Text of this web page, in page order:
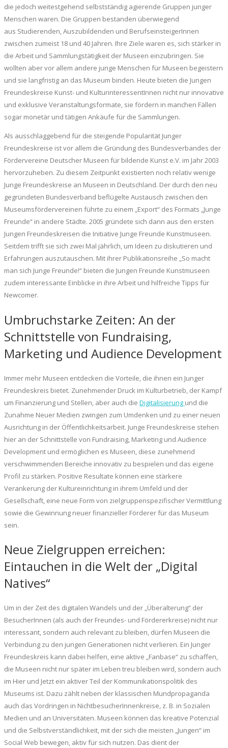
die jedoch weitestgehend selbstständig agierende Gruppen junger
Menschen waren. Die Gruppen bestanden überwiegend
aus Studierenden, Auszubildenden und BerufseinsteigerInnen
zwischen zumeist 18 und 40 Jahren. Ihre Ziele waren es, sich stärker in
die Arbeit und Sammlungstätigkeit der Museen einzubringen. Sie
wollten aber vor allem andere junge Menschen für Museen begeistern
und sie langfristig an das Museum binden. Heute bieten die Jungen
Freundeskreise Kunst- und KulturinteressentInnen nicht nur innovative
und exklusive Veranstaltungsformate, sie fördern in manchen Fällen
sogar monetär und tätigen Ankäufe für die Sammlungen.
Als ausschlaggebend für die steigende Popularität Junger
Freundeskreise ist vor allem die Gründung des Bundesverbandes der
Fördervereine Deutscher Museen für bildende Kunst e.V. im Jahr 2003
hervorzuheben. Zu diesem Zeitpunkt existierten noch relativ wenige
Junge Freundeskreise an Museen in Deutschland. Der durch den neu
gegründeten Bundesverband beflügelte Austausch zwischen den
Museumsfördervereinen führte zu einem „Export“ des Formats „Junge
Freunde“ in andere Städte. 2005 gründete sich dann aus den ersten
Jungen Freundeskreisen die Initiative Junge Freunde Kunstmuseen.
Seitdem trifft sie sich zwei Mal jährlich, um Ideen zu diskutieren und
Erfahrungen auszutauschen. Mit ihrer Publikationsreihe „So macht
man sich Junge Freunde!“ bieten die Jungen Freunde Kunstmuseen
zudem interessante Einblicke in ihre Arbeit und hilfreiche Tipps für
Newcomer.
Umbruchstarke Zeiten: An der
Schnittstelle von Fundraising,
Marketing und Audience Development
Immer mehr Museen entdecken die Vorteile, die ihnen ein Junger
Freundeskreis bietet. Zunehmender Druck im Kulturbetrieb, der Kampf
um Finanzierung und Stellen, aber auch die Digitalisierung und die
Zunahme Neuer Medien zwingen zum Umdenken und zu einer neuen
Ausrichtung in der Öffentlichkeitsarbeit. Junge Freundeskreise stehen
hier an der Schnittstelle von Fundraising, Marketing und Audience
Development und ermöglichen es Museen, diese zunehmend
verschwimmenden Bereiche innovativ zu bespielen und das eigene
Profil zu stärken. Positive Resultate können eine stärkere
Verankerung der Kultureinrichtung in ihrem Umfeld und der
Gesellschaft, eine neue Form von zielgruppenspezifischer Vermittlung
sowie die Gewinnung neuer finanzieller Förderer für das Museum
sein.
Neue Zielgruppen erreichen:
Eintauchen in die Welt der „Digital
Natives“
Um in der Zeit des digitalen Wandels und der „Überalterung“ der
BesucherInnen (als auch der Freundes- und Fördererkreise) nicht nur
interessant, sondern auch relevant zu bleiben, dürfen Museen die
Verbindung zu den jungen Generationen nicht verlieren. Ein Junger
Freundeskreis kann dabei helfen, eine aktive „Fanbase“ zu schaffen,
die Museen nicht nur später im Leben treu bleiben wird, sondern auch
im Hier und Jetzt ein aktiver Teil der Kommunikationspolitik des
Museums ist. Dazu zählt neben der klassischen Mundpropaganda
auch das Vordringen in NichtbesucherInnenkreise, z. B. in Sozialen
Medien und an Universitäten. Museen können das kreative Potenzial
und die Selbstverständlichkeit, mit der sich die meisten „Jungen“ im
Social Web bewegen, aktiv für sich nutzen. Das dient der